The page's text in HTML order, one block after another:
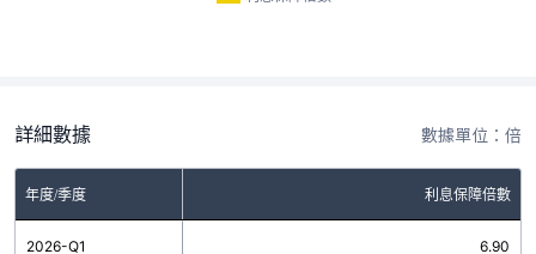
詳細數據 數據單位：倍
年度/季度 利息保障倍數
2026-Q1 6.90